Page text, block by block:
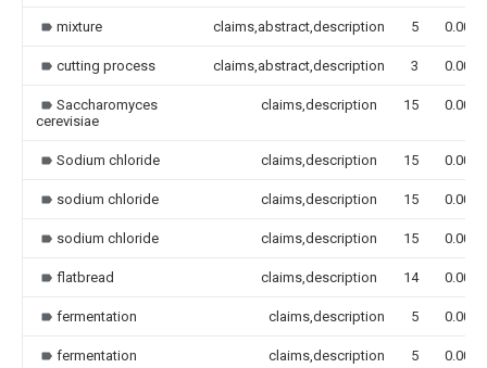
mixture claims,abstract,description 5 0.000
cutting process claims,abstract,description 3 0.000
Saccharomyces
cerevisiae
claims,description 15 0.000
Sodium chloride claims,description 15 0.000
sodium chloride claims,description 15 0.000
sodium chloride claims,description 15 0.000
flatbread claims,description 14 0.000
fermentation claims,description 5 0.000
fermentation claims,description 5 0.000